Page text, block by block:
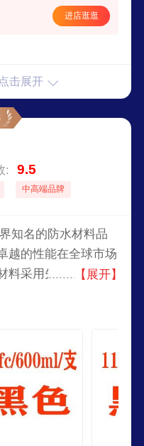
进店逛逛
击展开
: 9.5
中高端品牌
知名的防水材料品
越的性能在全球市场
料采用先进的科技和
，使得西卡防水材
【展开】